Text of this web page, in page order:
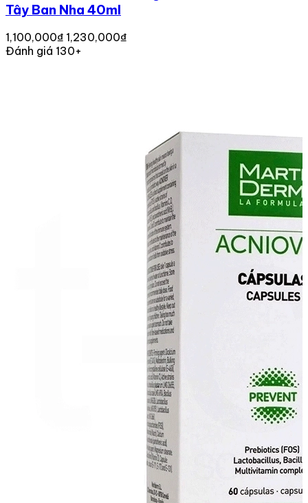
Tây Ban Nha 40ml
1,100,000₫ 1,230,000₫
Đánh giá 130+